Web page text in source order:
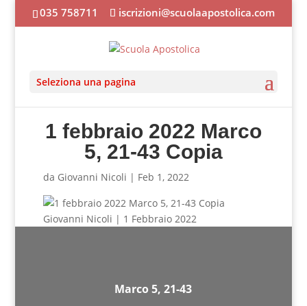
035 758711 iscrizioni@scuolaapostolica.com
Seleziona una pagina
1 febbraio 2022 Marco
5, 21-43 Copia
da Giovanni Nicoli | Feb 1, 2022
Giovanni Nicoli | 1 Febbraio 2022
Marco 5, 21-43